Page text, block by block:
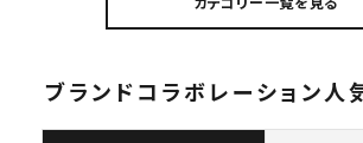
ダスティーピンク
黒
ブランドコラボレーション人